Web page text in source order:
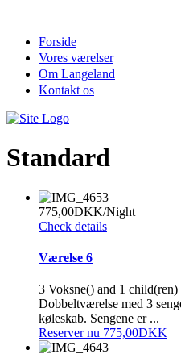
contentForside
Vores værelser
Om Langeland
Kontakt os
Standard
775,00DKK/Night
Check details
Værelse 6
3 Voksne() and 1 child(ren)
Dobbeltværelse med 3
køleskab. Sengene er ...
Reserver nu 775,00DKK